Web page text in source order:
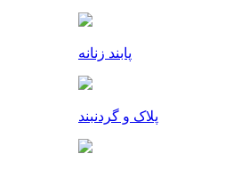
پابند زنانه
پلاک و گردنبند